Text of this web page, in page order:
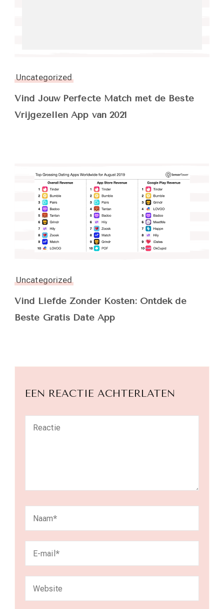
Uncategorized
Vind Jouw Perfecte Match met de Beste
Vrijgezellen App van 2021
Uncategorized
Vind Liefde Zonder Kosten: Ontdek de
Beste Gratis Date App
EEN REACTIE ACHTERLATEN